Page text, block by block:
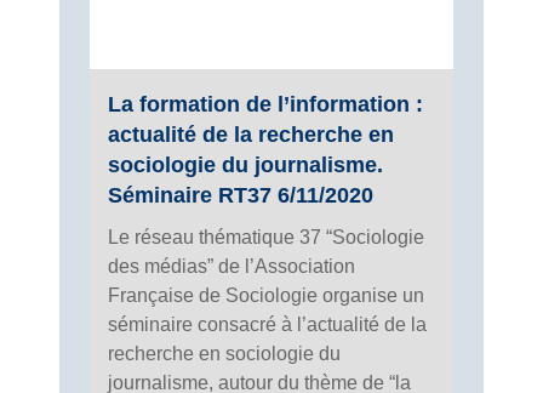
La formation de l’information :
actualité de la recherche en
sociologie du journalisme.
Séminaire RT37 6/11/2020
Le réseau thématique 37 “Sociologie
des médias” de l’Association
Française de Sociologie organise un
séminaire consacré à l’actualité de la
recherche en sociologie du
journalisme, autour du thème de “la